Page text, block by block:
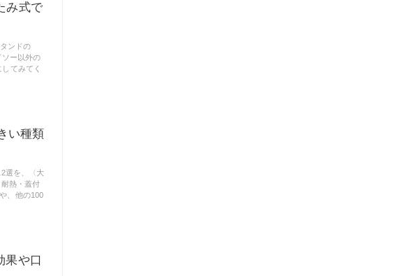
み式で
ンドの
ソー以外の
てみてく
い種類
選を、〈大
熱・蓋付
、他の100
果や口